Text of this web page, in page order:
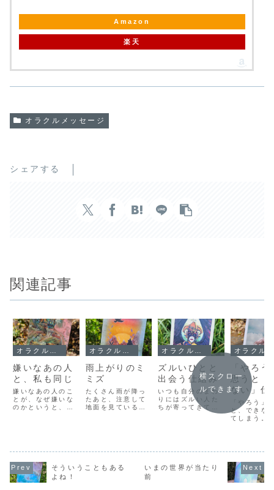
Amazon
楽天
オラクルメッセージ
シェアする
関連記事
嫌いなあの人
と、私も同じ
嫌いなあの人のこ
とが、なぜ嫌いな
のかというと、わ
いるから、わたし
もあの人と同じレ
ベルで下品なこと
雨上がりのミ
ミズ
たくさん雨が降っ
たあと、注意して
地面を見ていると
きりと晴れ上がっ
ているので、道路
の水溜まりもだん
ズルいひとと
出会う仕組み
いつも自分のまわ
りにはズルい人た
ちが寄ってきて、
自分が大切に育て
のまにか自分は損
な役回りを押しつ
「やろ
思うと「
ない」仕
「やろう」
と、できな
てしまう。
か空回りし
まうんです
だかやる気
いから、「
横スクロー
ルできます
そういうこともある
よね！
いまの世界が当たり
前